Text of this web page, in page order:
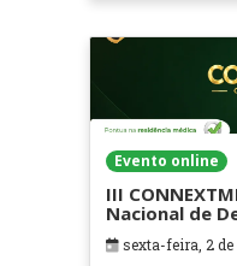
Evento online
III
Nacional de
sexta-feira, 2 de